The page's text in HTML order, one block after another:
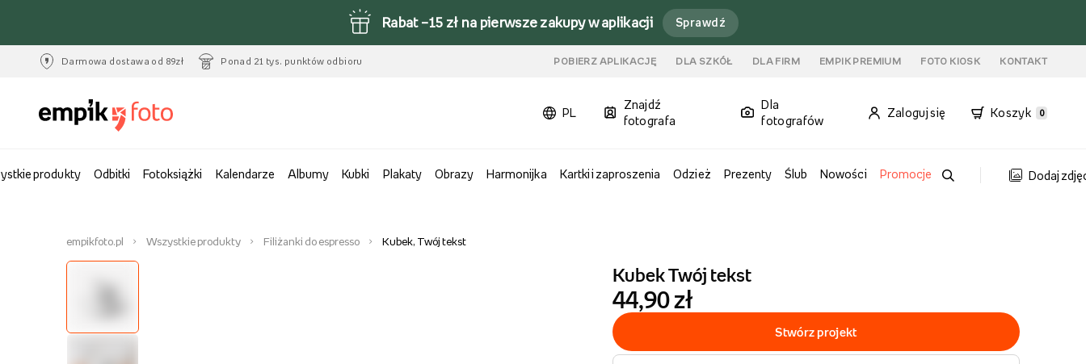
Rabat –15 zł na pierwsze zakupy w aplikacji Sprawdź
Darmowa dostawa od 89zł Ponad 21 tys. punktów odbioru POBIERZ APLIKACJĘ DLA SZKÓŁ DLA FIRM EMPIK PREMIUM FOTO KIOSK KONTAKT
PL
Znajdź
fotografa
Dla
fotografów
Zaloguj się Koszyk 0
produkty Odbitki Fotoksiążki Kalendarze Albumy Kubki Plakaty Obrazy Harmonijka Kartki i zaproszenia Odzież Prezenty Ślub Nowości Promocje Dodaj
empikfoto.pl Wszystkie produkty Filiżanki do espresso Kubek, Twój tekst